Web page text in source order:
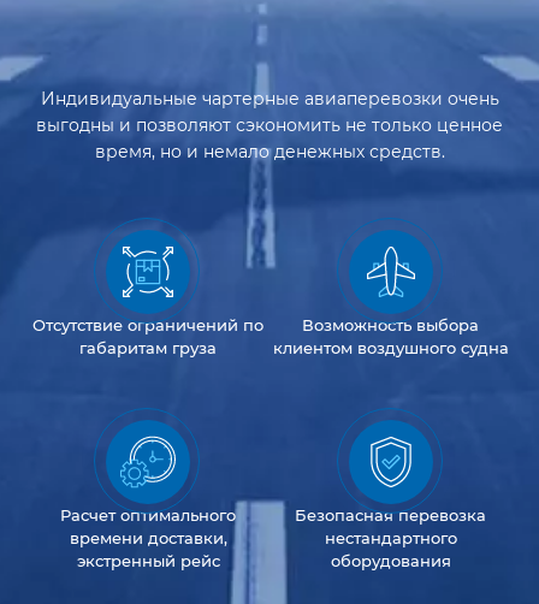
Индивидуальные чартерные авиаперевозки очень
выгодны и позволяют сэкономить не только ценное
время, но и немало денежных средств.
Отсутствиеограничений по
габаритам груза
Возможность выбора
клиентом воздушного судна
Расчет оптимального
времени доставки,
экстренный рейс
Безопасная перевозка
нестандартного
оборудования